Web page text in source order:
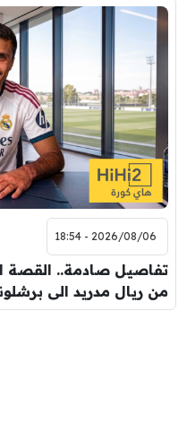
2026/08/06 - 18:54
تفاصيل صادمة.. القصة
من ريال مدريد الى